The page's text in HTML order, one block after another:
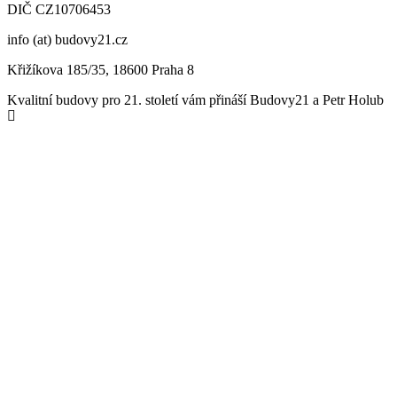
DIČ CZ10706453
info (at) budovy21.cz
Křižíkova 185/35, 18600 Praha 8
Kvalitní budovy pro 21. století vám přináší Budovy21 a Petr Holub